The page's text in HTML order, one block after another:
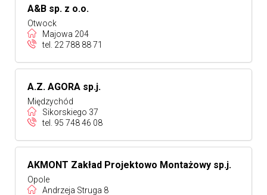
A&B sp. z o.o.
Otwock
Majowa 204
tel. 22 788 88 71
A.Z. AGORA sp.j.
Międzychód
Sikorskiego 37
tel. 95 748 46 08
AKMONT Zakład Projektowo Montażowy sp.j.
Opole
Andrzeja Struga 8